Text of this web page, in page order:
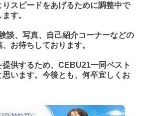
スピードをあげるために調整中で
す。
談、写真、自己紹介コーナーなどの
お待ちしております。
供するため、CEBU21一同ベスト
います。今後とも、何卒宜しくお